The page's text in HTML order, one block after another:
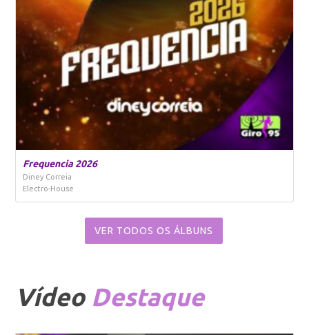
Frequencia 2026
Diney Correia
Electro-House
VER TODOS OS ÁLBUNS
Vídeo Destaque